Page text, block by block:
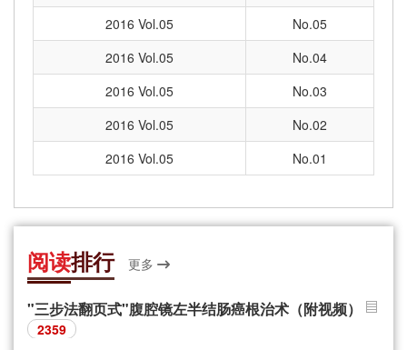
2016 Vol.05
No.05
2016 Vol.05
No.04
2016 Vol.05
No.03
2016 Vol.05
No.02
2016 Vol.05
No.01
阅读排行 更多
"三步法翻页式"腹腔镜左半结肠癌根治术（附视频）
2359